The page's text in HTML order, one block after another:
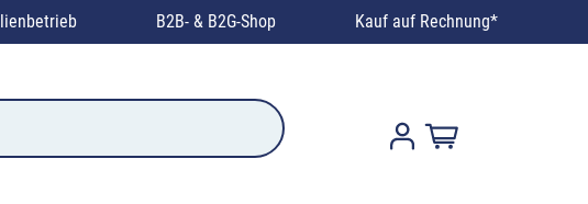
B2B- & B2G-Shop Kauf auf Rechnung*